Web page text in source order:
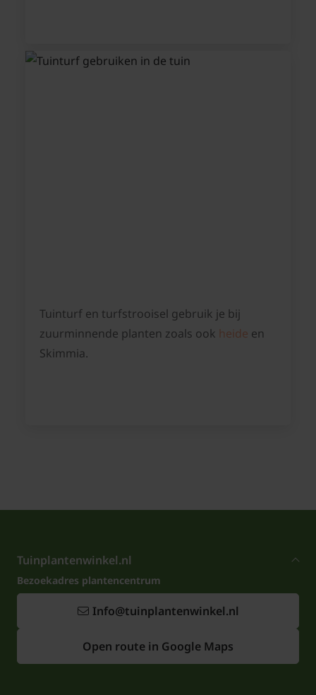
Tuinturf en turfstrooisel gebruik je bij
zuurminnende planten zoals ook heide en
Skimmia.
Tuinplantenwinkel.nl
Bezoekadres plantencentrum
Info@tuinplantenwinkel.nl
Open route in Google Maps